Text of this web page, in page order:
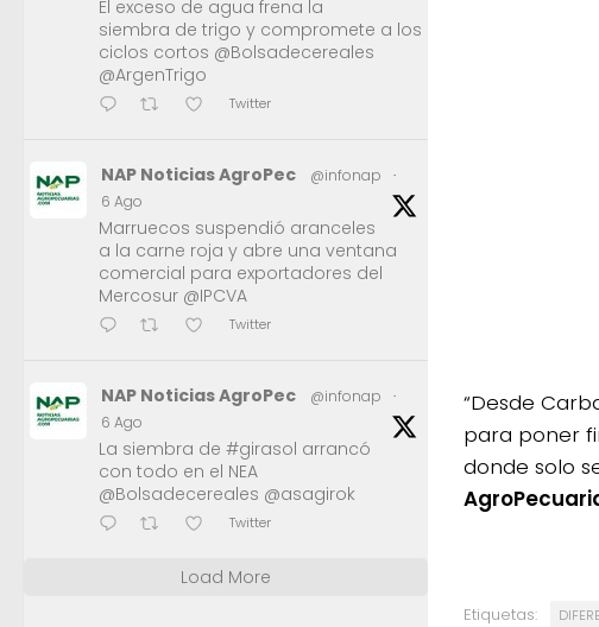
“Desde
para poner
donde solo
Etiquetas:
El exceso de agua frena la
siembra de trigo y compromete a los
ciclos cortos @Bolsadecereales
@ArgenTrigo
Twitter
NAP Noticias AgroPec @infonap
·
6 Ago
Marruecos suspendió aranceles
a la carne roja y abre una ventana
comercial para exportadores del
Mercosur @IPCVA
Twitter
NAP Noticias AgroPec @infonap
·
6 Ago
La siembra de #girasol arrancó
con todo en el NEA
@Bolsadecereales @asagirok
Twitter
Load More